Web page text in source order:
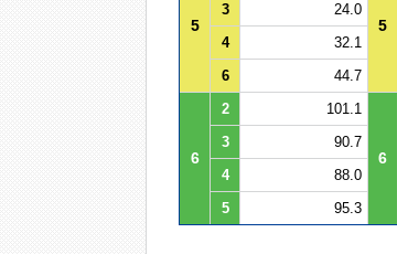
5 5
3
24.0
4
32.1
6
44.7
6
2 101.1
6
3
90.7
4
88.0
5
95.3